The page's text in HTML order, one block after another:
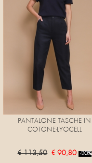
PANTALONE TASCHE IN
COTONE-LYOCELL
€ 113,50 € 90,80 -20%